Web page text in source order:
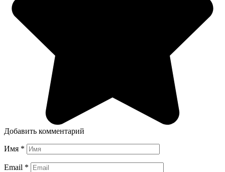
Добавить комментарий
Имя *
Email *